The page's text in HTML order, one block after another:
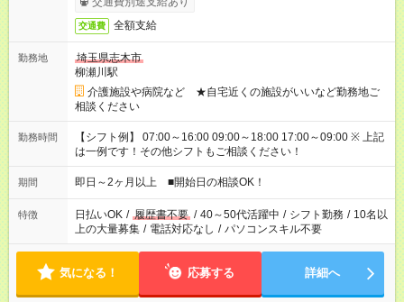
交通費 全額支給
勤務地
埼玉県志木市
柳瀬川駅
介護施設や病院など ★自宅近くの施設がいいなど勤務地ご
相談ください
勤務時間
【シフト例】 07:00～16:00 09:00～18:00 17:00～09:00 ※ 上記
は一例です！その他シフトもご相談ください！
期間 即日～2ヶ月以上 ■開始日の相談OK！
特徴 日払いOK / 履歴書不要 / 40～50代活躍中 / シフト勤務 / 10名以
上の大量募集 / 電話対応なし / パソコンスキル不要
気になる！ 応募する 詳細へ